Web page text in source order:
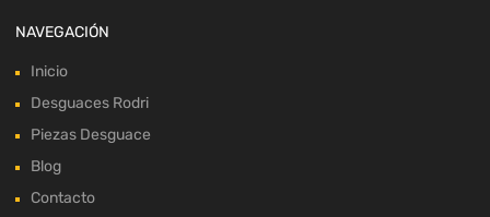
NAVEGACIÓN
Inicio
Desguaces Rodri
Piezas Desguace
Blog
Contacto